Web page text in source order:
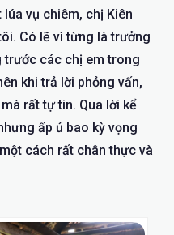
vụ chiêm, chị Kiên
Có lẽ vì từng là trưởng
trước các chị em trong
khi trả lời phỏng vấn,
rất tự tin. Qua lời kể
ấp ủ bao kỳ vọng
cách rất chân thực và